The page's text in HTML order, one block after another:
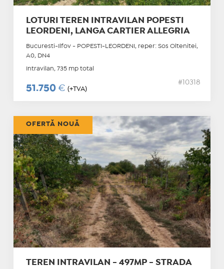
LOTURI TEREN INTRAVILAN POPESTI
LEORDENI, LANGA CARTIER ALLEGRIA
Bucuresti-Ilfov - POPESTI-LEORDENI, reper: Sos Oltenitei,
A0, DN4
Intravilan, 735 mp total
51.750 € (+TVA)
#10318
TEREN INTRAVILAN - 497MP - STRADA
OFERTĂ NOUĂ